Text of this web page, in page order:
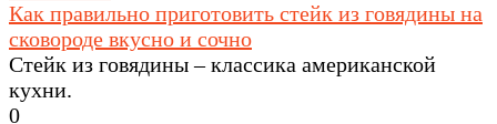
Как правильно приготовить стейк из говядины на
сковороде вкусно и сочно
Стейк из говядины – классика американской
кухни.
0